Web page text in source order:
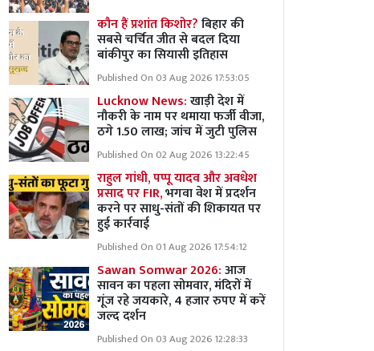
कौन हैं प्रशांत किशोर?बिहार की
सबसे चर्चित जीत से बदल दिया
बांकीपुर का सियासी इतिहास
Published On 03 Aug 2026 17:53:05
Lucknow News:खाड़ी देश में
नौकरी के नाम पर थमाया फर्जी वीजा,
ठगे 1.50 लाख; जांच में जुटी पुलिस
Published On 02 Aug 2026 13:22:45
राहुल गांधी, पप्पू यादव और अवधेश
प्रसाद पर FIR,भगवा वेश में प्रदर्शन
करने पर साधु-संतों की शिकायत पर
हुई कार्रवाई
Published On 01 Aug 2026 17:54:12
Sawan Somwar 2026:आज
सावन का पहला सोमवार, मंदिरों में
गूंज रहे जयकारे, 4 हजार रुपए में करें
जल्द दर्शन
Published On 03 Aug 2026 12:28:33